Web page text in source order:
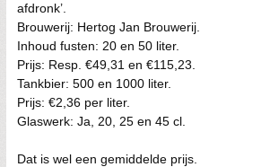
afdronk’.
Brouwerij: Hertog Jan Brouwerij.
Inhoud fusten: 20 en 50 liter.
Prijs: Resp. €49,31 en €115,23.
Tankbier: 500 en 1000 liter.
Prijs: €2,36 per liter.
Glaswerk: Ja, 20, 25 en 45 cl.
Dat is wel een gemiddelde prijs.